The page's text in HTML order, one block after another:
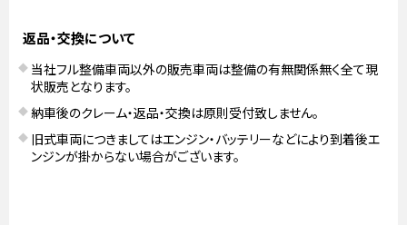
返品・交換について
当社フル整備車両以外の販売車両は整備の有無関係無く全て現
状販売となります。
納車後のクレーム・返品・交換は原則受付致しません。
旧式車両につきましてはエンジン・バッテリーなどにより到着後エ
ンジンが掛からない場合がございます。